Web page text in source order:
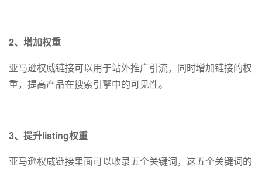
2、增加权重
亚马逊权威链接可以用于站外推广引流，同时增加链接的权
重，提高产品在搜索引擎中的可见性。
3、提升listing权重
亚马逊权威链接里面可以收录五个关键词，这五个关键词的